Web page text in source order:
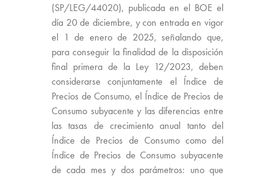
(SP/LEG/44020), publicada en el BOE el
día 20 de diciembre, y con entrada en vigor
el 1 de enero de 2025, señalando que,
para conseguir la finalidad de la disposición
final primera de la Ley 12/2023, deben
considerarse conjuntamente el Índice de
Precios de Consumo, el Índice de Precios de
Consumo subyacente y las diferencias entre
las tasas de crecimiento anual tanto del
Índice de Precios de Consumo como del
Índice de Precios de Consumo subyacente
de cada mes y dos parámetros: uno que